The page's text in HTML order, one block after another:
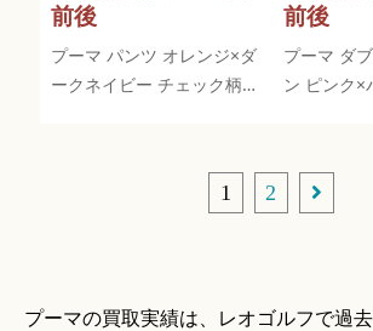
前後
プーマ パンツ オレンジ×ダ
ークネイビー チェック柄
前後
プーマ ダ
ン ピンク×
1 2
プーマの買取実績は、レオゴルフで過